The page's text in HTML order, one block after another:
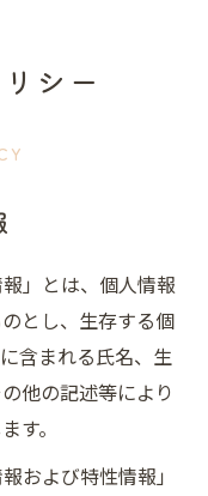
シー
」とは、個人情報
とし、生存する個
含まれる氏名、生
他の記述等により
す。
および特性情報」